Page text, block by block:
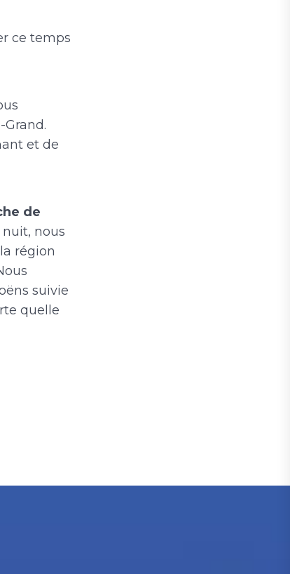
ce temps
et de
de
nous
région
suivie
quelle